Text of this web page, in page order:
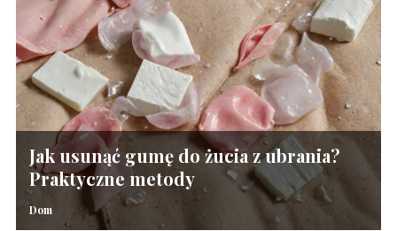
Jak usunąć gumę do żucia z ubrania?
Praktyczne metody
Dom